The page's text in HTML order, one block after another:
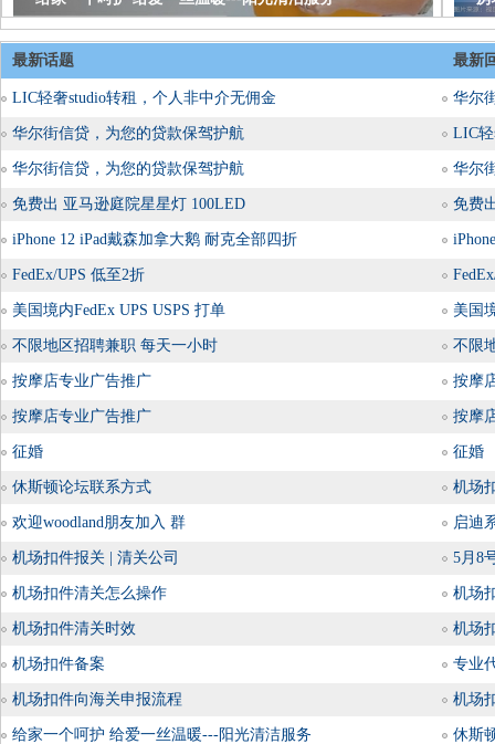
最新话题
LIC轻奢studio转租，个人非中介无佣金
华尔街信贷，为您的贷款保驾护航
华尔街信贷，为您的贷款保驾护航
免费出 亚马逊庭院星星灯 100LED
iPhone 12 iPad戴森加拿大鹅 耐克全部四折
FedEx/UPS 低至2折
美国境内FedEx UPS USPS 打单
不限地区招聘兼职 每天一小时
按摩店专业广告推广
按摩店专业广告推广
征婚
休斯顿论坛联系方式
欢迎woodland朋友加入 群
机场扣件报关 | 清关公司
机场扣件清关怎么操作
机场扣件清关时效
机场扣件备案
机场扣件向海关申报流程
给家一个呵护 给爱一丝温暖---阳光清洁服务
最新
华尔
LIC
华尔
免费
美国
不限
按摩
按摩
征婚
机场
启迪
5月8
机场
机场
专业
机场
休斯